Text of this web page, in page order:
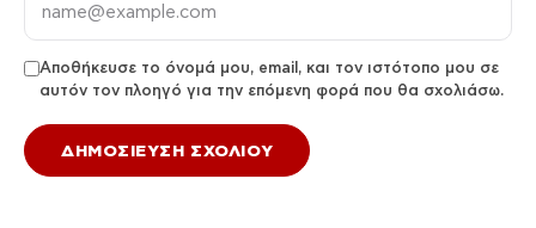
Αποθήκευσε το όνομά μου, email, και τον ιστότοπο μου σε
αυτόν τον πλοηγό για την επόμενη φορά που θα σχολιάσω.